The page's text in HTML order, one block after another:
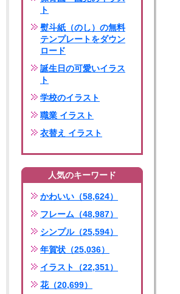
ト
熨斗紙（のし）の無料
テンプレートをダウン
ロード
誕生日の可愛いイラス
ト
学校のイラスト
職業 イラスト
衣替え イラスト
人気のキーワード
かわいい（58,624）
フレーム（48,987）
シンプル（25,594）
年賀状（25,036）
イラスト（22,351）
花（20,699）